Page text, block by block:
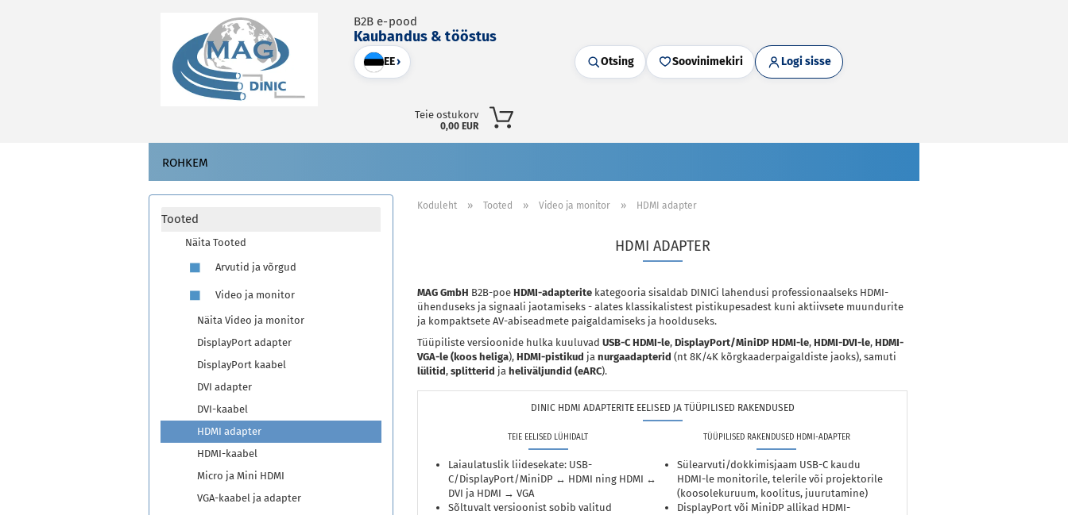
B2B e-pood
Kaubandus & tööstus
EE› Otsing Soovinimekiri Logi sisse
Teie ostukorv
0,00 EUR
ROHKEM
Koduleht » Tooted » Video ja monitor » HDMI adapter
HDMI ADAPTER
MAG GmbH B2B-poeHDMI-adapterite kategooria sisaldab DINICi lahendusi professionaalseks HDMI-
ühenduseks ja signaali jaotamiseks - alates klassikalistest pistikupesadest kuni aktiivsete muundurite
ja kompaktsete AV-abiseadmete paigaldamiseks ja hoolduseks.
Tüüpiliste versioonide hulka kuuluvadUSB-C HDMI-le,DisplayPort/MiniDP HDMI-le,HDMI-DVI-le,HDMI-
VGA-le (koos heliga),HDMI-pistikud janurgaadapterid (nt 8K/4K kõrgkaaderpaigaldiste jaoks), samuti
lülitid,splitterid ja heliväljundid (eARC).
DINIC HDMI ADAPTERITE EELISED JA TÜÜPILISED RAKENDUSED
TEIE EELISED LÜHIDALT
Laiaulatuslik liidesekate: USB-
C/DisplayPort/MiniDP ↔ HDMI ning HDMI ↔
DVI ja HDMI → VGA
Sõltuvalt versioonist sobib valitud
TÜÜPILISED RAKENDUSED HDMI-ADAPTER
Sülearvuti/dokkimisjaam USB-C kaudu
HDMI-le monitorile, telerile või projektorile
(koosolekuruum, koolitus, juurutamine)
DisplayPort või MiniDP allikad HDMI-
Tooted
Näita Tooted
Arvutid ja võrgud
Video ja monitor
Näita Video ja monitor
DisplayPort adapter
DisplayPort kaabel
DVI adapter
DVI-kaabel
HDMI adapter
HDMI-kaabel
Micro ja Mini HDMI
VGA-kaabel ja adapter